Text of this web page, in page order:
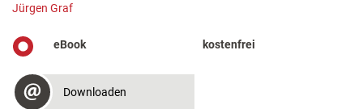
Jürgen Graf
eBook kostenfrei
Downloaden